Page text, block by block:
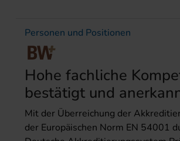
Personen und Positionen
Hohe fachliche
bestätigt und
Mit der Überreichung der
der Europäischen Norm EN 54001